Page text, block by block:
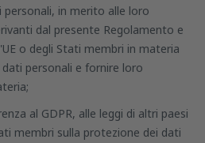
in merito alle loro
dal presente Regolamento e
o degli Stati membri in materia
personali e fornire loro
al GDPR, alle leggi di altri paesi
membri sulla protezione dei dati